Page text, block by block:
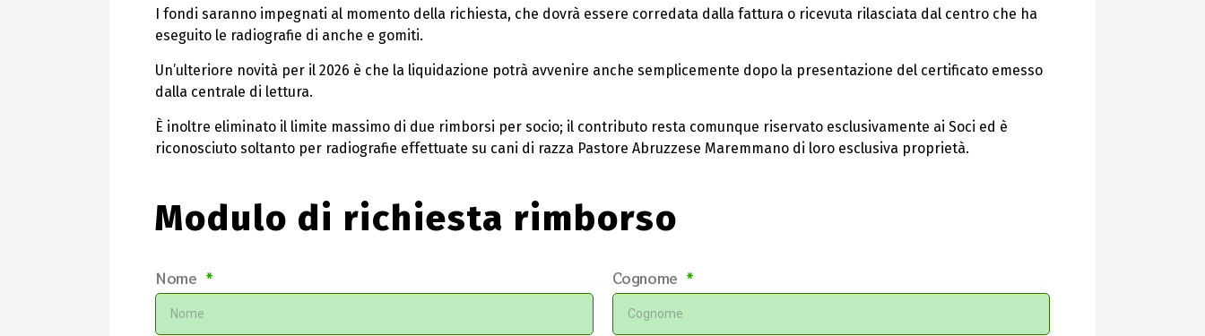
I fondi saranno impegnati al momento della richiesta, che dovrà essere corredata dalla fattura o ricevuta rilasciata dal centro che ha
eseguito le radiografie di anche e gomiti.
Un’ulteriore novità per il 2026 è che la liquidazione potrà avvenire anche semplicemente dopo la presentazione del certificato emesso
dalla centrale di lettura.
È inoltre eliminato il limite massimo di due rimborsi per socio; il contributo resta comunque riservato esclusivamente ai Soci ed è
riconosciuto soltanto per radiografie effettuate su cani di razza Pastore Abruzzese Maremmano di loro esclusiva proprietà.
Modulo di richiesta rimborso
Nome Cognome